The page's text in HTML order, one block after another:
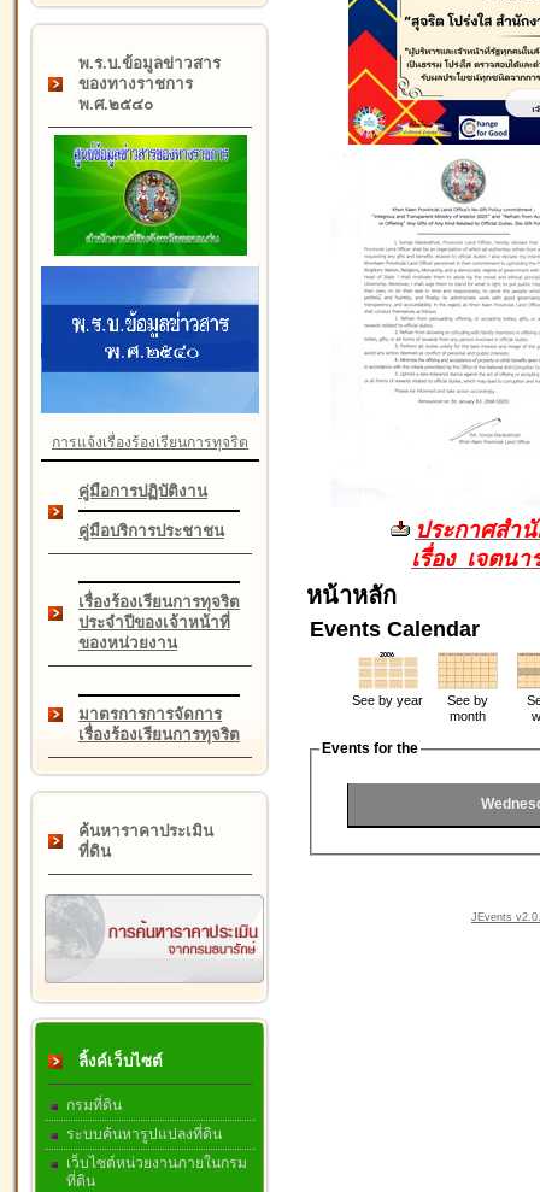
พ.ร.บ.ข้อมูลข่าวสาร
ของทางราชการ
พ.ศ.๒๕๔๐
การแจ้งเรื่องร้องเรียนการทุจริต
คู่มือการปฏิบัติงาน
คู่มือบริการประชาชน
เรื่องร้องเรียนการทุจริต
ประจำปีของเจ้าหน้าที่
ของหน่วยงาน
มาตรการการจัดการ
เรื่องร้องเรียนการทุจริต
ค้นหาราคาประเมิน
ที่ดิน
ลิ้งค์เว็บไซต์
กรมที่ดิน
ระบบค้นหารูปแปลงที่ดิน
เว็บไซต์หน่วยงานภายในกรม
ที่ดิน
ประกาศสำ
เรื่อง เจตน
หน้าหลัก
Events Calendar
See by year
See by
month
Events for the
JEvents